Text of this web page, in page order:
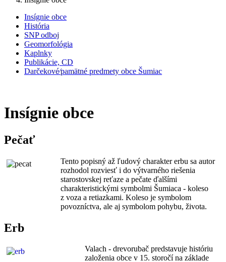
Insígnie obce
História
SNP odboj
Geomorfológia
Kaplnky
Publikácie, CD
Darčekové⁄pamätné predmety obce Šumiac
Insígnie obce
Pečať
Tento popisný až ľudový charakter erbu sa autor
rozhodol rozviesť i do výtvarného riešenia
starostovskej reťaze a pečate ďalšími
charakteristickými symbolmi Šumiaca - koleso
z voza a retiazkami. Koleso je symbolom
povozníctva, ale aj symbolom pohybu, života.
Erb
Valach - drevorubač predstavuje históriu
založenia obce v 15. storočí na základe